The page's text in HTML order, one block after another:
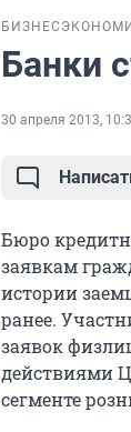
БИЗНЕС
Банки
30 апреля 2013,
Бюро
заявкам
истории
ранее.
заявок
действиями
сегменте